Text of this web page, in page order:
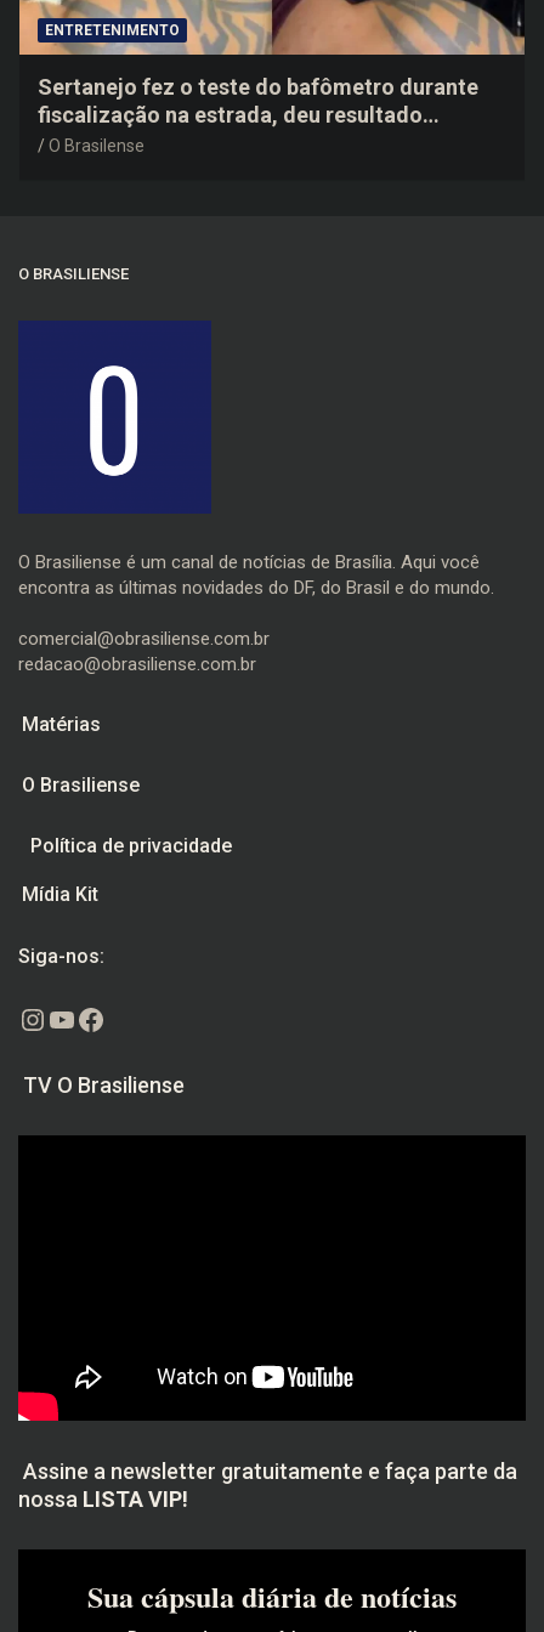
ENTRETENIMENTO
Sertanejo fez o teste do bafômetro durante
fiscalização na estrada, deu resultado
negativo e elogiou o trabalho dos agentes de
O Brasilense
O BRASILIENSE
O Brasiliense é um canal de notícias de Brasília. Aqui você
encontra as últimas novidades do DF, do Brasil e do mundo.
comercial@obrasiliense.com.br
redacao@obrasiliense.com.br
Matérias
O Brasiliense
Política de privacidade
Mídia Kit
Siga-nos:
Instagram
Youtube
Facebook
TV O Brasiliense
Assine a newsletter gratuitamente e faça parte da
nossa LISTA VIP!
Sua cápsula diária de notícias